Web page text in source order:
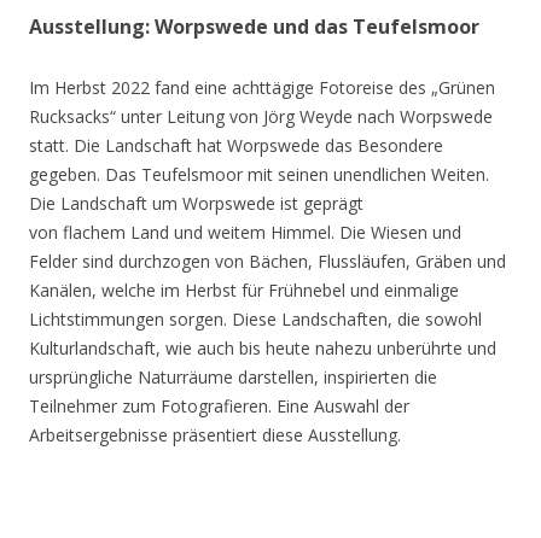
Ausstellung: Worpswede und das Teufelsmoor
Im Herbst 2022 fand eine achttägige Fotoreise des „Grünen
Rucksacks“ unter Leitung von Jörg Weyde nach Worpswede
statt. Die Landschaft hat Worpswede das Besondere
gegeben. Das Teufelsmoor mit seinen unendlichen Weiten.
Die Landschaft um Worpswede ist geprägt
von flachem Land und weitem Himmel. Die Wiesen und
Felder sind durchzogen von Bächen, Flussläufen, Gräben und
Kanälen, welche im Herbst für Frühnebel und einmalige
Lichtstimmungen sorgen. Diese Landschaften, die sowohl
Kulturlandschaft, wie auch bis heute nahezu unberührte und
ursprüngliche Naturräume darstellen, inspirierten die
Teilnehmer zum Fotografieren. Eine Auswahl der
Arbeitsergebnisse präsentiert diese Ausstellung.